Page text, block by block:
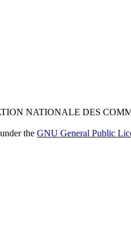
NATIONALE DES
the GNU General Public